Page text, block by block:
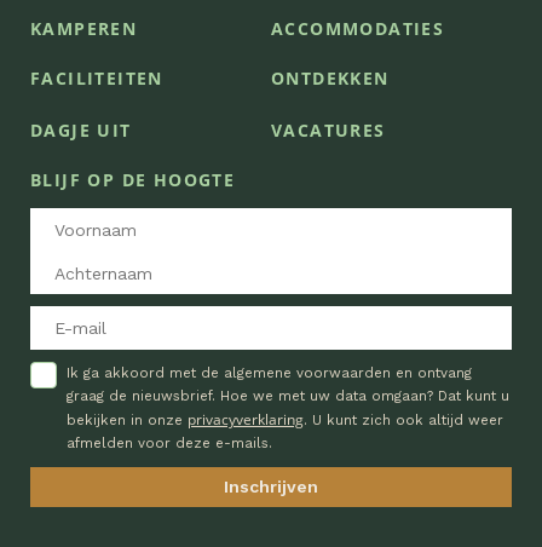
KAMPEREN ACCOMMODATIES
FACILITEITEN ONTDEKKEN
DAGJE UIT VACATURES
BLIJF OP DE HOOGTE
Ik ga akkoord met de algemene voorwaarden en ontvang
graag de nieuwsbrief. Hoe we met uw data omgaan? Dat kunt u
bekijken in onze privacyverklaring. U kunt zich ook altijd weer
afmelden voor deze e-mails.